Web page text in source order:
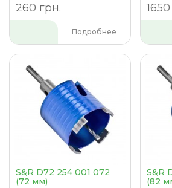
260 грн.
Подробнее
S&R D72 254 001 072
(72 мм)
S&R
(82